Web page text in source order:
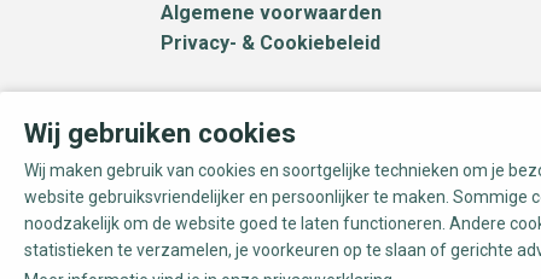
Algemene voorwaarden
Privacy- & Cookiebeleid
Wij gebruiken cookies
Wij maken gebruik van cookies en soortgelijke technieken om je
website gebruiksvriendelijker en persoonlijker te maken. Sommige
noodzakelijk om de website goed te laten functioneren. Andere
statistieken te verzamelen, je voorkeuren op te slaan of gerichte